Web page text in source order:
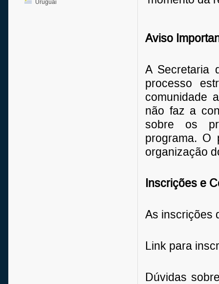
Uruguai
Aviso
A Secretaria
processo
comunidade
não faz a
sobre os
programa. O
organização
Inscrições e
As inscrições
Link para
Dúvidas